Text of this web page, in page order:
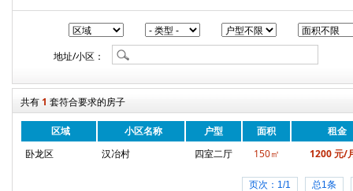
地址/小区：
共有1 套符合要求的房子
区域 小区名称 户型 面积
租金
卧龙区
汉冶村 四室二厅 150㎡ 1200 元/
页次：1/1 总1条